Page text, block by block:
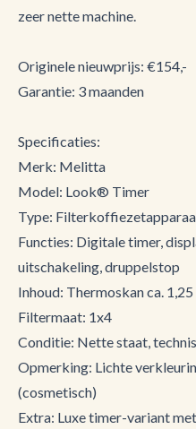
zeer nette machine.
Originele nieuwprijs: €154,-
Garantie: 3 maanden
Specificaties:
Merk: Melitta
Model: Look® Timer
Type:
Functies: Digitale timer,
uitschakeling, druppelstop
Inhoud: Thermoskan ca.
Filtermaat: 1x4
Conditie: Nette staat,
Opmerking: Lichte
(cosmetisch)
Extra: Luxe timer-variant